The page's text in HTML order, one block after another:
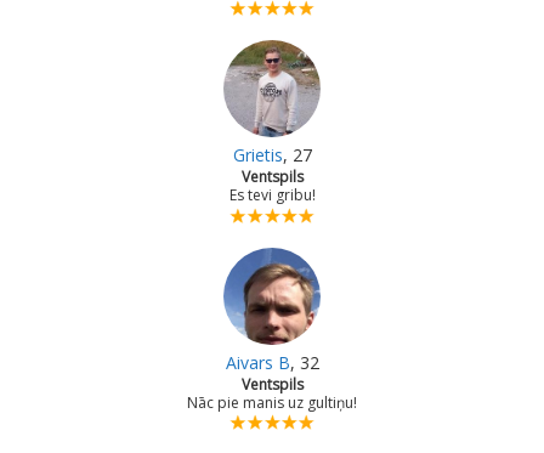
Grietis, 27
Ventspils
Es tevi gribu!
Aivars B, 32
Ventspils
Nāc pie manis uz gultiņu!